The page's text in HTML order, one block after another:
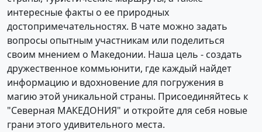
интересные факты о ее природных
достопримечательностях. В чате можно задать
вопросы опытным участникам или поделиться
своим мнением о Македонии. Наша цель - создать
дружественное коммьюнити, где каждый найдет
информацию и вдохновение для погружения в
магию этой уникальной страны. Присоединяйтесь к
"Северная МАКЕДОНИЯ" и откройте для себя новые
грани этого удивительного места.